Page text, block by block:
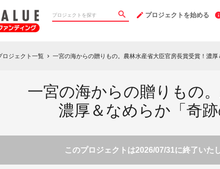
プロジェクトを始める
ロジェクト一覧 chevron_right 一宮の海からの贈りもの。農林水産省大臣官房長賞受賞！濃
一宮の海からの贈りもの
濃厚＆なめらか「奇
このプロジェクトは2026/07/31に終了いた